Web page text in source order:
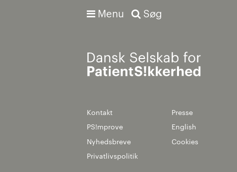
Menu Søg
Kontakt
Presse
PS!mprove
English
Nyhedsbreve
Cookies
Privatlivspolitik